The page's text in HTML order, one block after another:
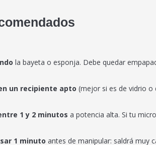
la bayeta o esponja. Debe quedar
un recipiente apto (mejor si es de vidrio o
1 y 2 minutos a potencia alta. Si tu
1 minuto antes de manipular: saldrá muy